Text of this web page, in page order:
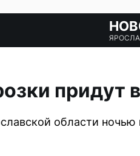
придут
области